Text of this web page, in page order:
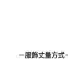
－服飾丈量方式